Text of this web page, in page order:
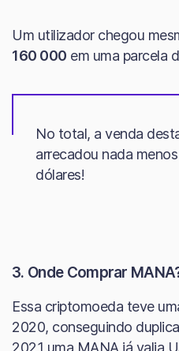
Um utilizador chegou
160 000 em uma parcela
No total, a venda
arrecadou nada
dólares!
3. Onde Comprar
Essa criptomoeda teve
2020, conseguindo
2021 uma MANA já valia